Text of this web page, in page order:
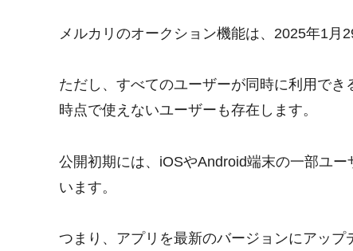
メルカリのオークション機能は、2025年1月
ただし、すべてのユーザーが同時に利用で
時点で使えないユーザーも存在します。
公開初期には、iOSやAndroid端末の一部ユ
います。
つまり、アプリを最新のバージョンにアッ